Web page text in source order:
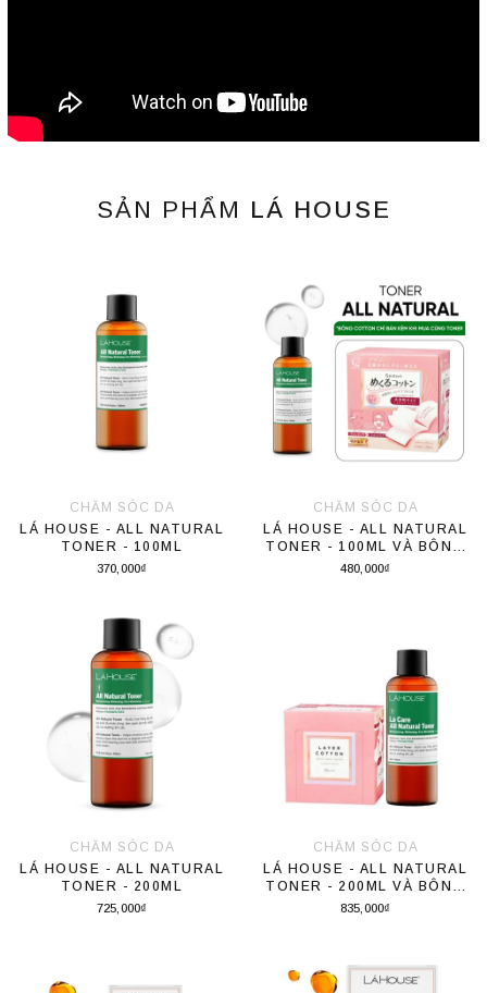
SẢN PHẨM LÁ HOUSE
CHĂM SÓC DA
LÁ HOUSE - ALL NATURAL
TONER - 100ML
370,000₫
CHĂM SÓC DA
LÁ HOUSE - ALL NATURAL
TONER - 100ML VÀ BÔNG
TẨY TRANG COTTON LABO
480,000₫
CHĂM SÓC DA
LÁ HOUSE - ALL NATURAL
TONER - 200ML
725,000₫
CHĂM SÓC DA
LÁ HOUSE - ALL NATURAL
TONER - 200ML VÀ BÔNG
TẨY TRANG COTTON LABO
835,000₫